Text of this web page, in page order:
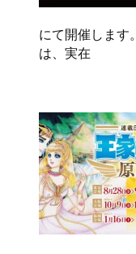
にて開催します
は、実在